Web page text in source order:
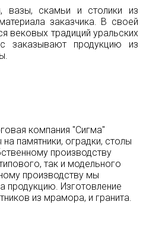
вазы, скамьи и столики из
заказчика. В своей
вековых традиций уральских
заказывают продукцию из
компания "Сигма"
памятники, оградки, столы
производству
так и модельного
производству мы
продукцию. Изготовление
из мрамора, и гранита.